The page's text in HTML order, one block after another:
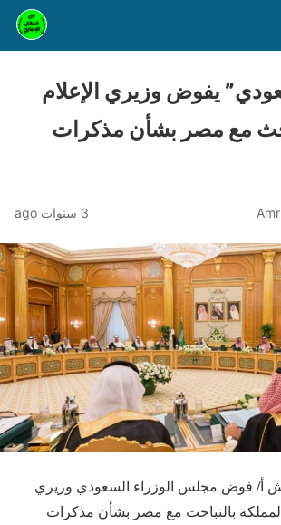
يفوض وزيري الإعلام
مع مصر بشأن مذكرات
3 سنوات ago
مايو /أ ش أ/ فوض مجلس الوزراء السعودي وزيري
المملكة بالتباحث مع مصر بشأن مذكرات